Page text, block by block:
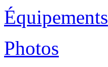
Équipements
Photos